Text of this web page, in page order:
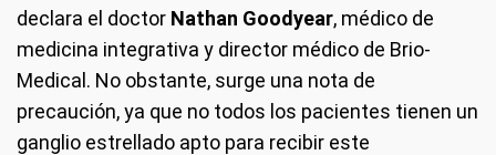
declara el doctor Nathan Goodyear, médico de
medicina integrativa y director médico de Brio-
Medical. No obstante, surge una nota de
precaución, ya que no todos los pacientes tienen un
ganglio estrellado apto para recibir este